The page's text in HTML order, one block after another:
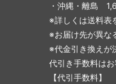
・沖縄・離島
※詳しくは送料表
※お届け先が異な
※代金引き換えが
代引き手数料はお
【代引手数料】